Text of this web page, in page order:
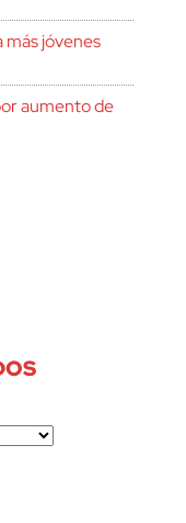
más jóvenes
aumento de